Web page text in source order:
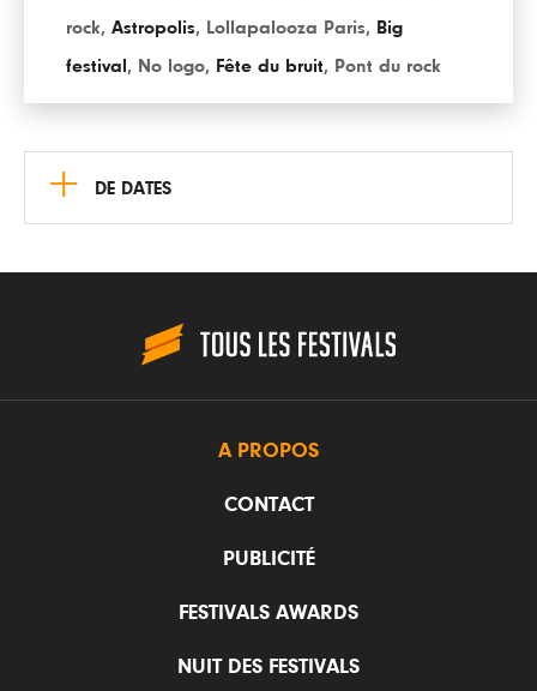
rock, Astropolis, Lollapalooza Paris, Big
festival , No logo, Fête du bruit, Pont du rock
+ DE DATES
A PROPOS
CONTACT
PUBLICITÉ
FESTIVALS AWARDS
NUIT DES FESTIVALS